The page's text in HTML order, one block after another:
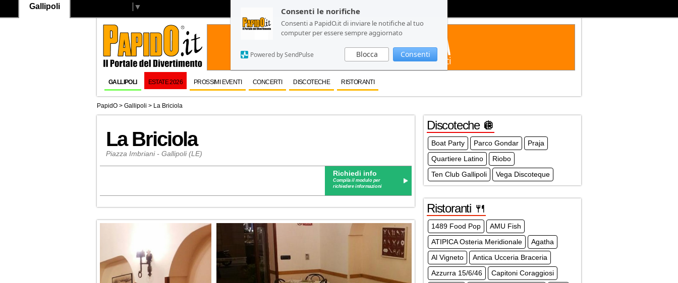
Consenti le norifiche
Consenti a PapidO.it di inviare le notifiche al tuo
computer per essere sempre aggiornato
Blocca Consenti
Powered by SendPulse
Consenti le norifiche
Consenti a PapidO.it di inviare le notifiche al tuo
computer per essere sempre aggiornato
Blocca Consenti
Powered by SendPulse
Gallipoli ▼
GALLIPOLI ESTATE 2026 PROSSIMI EVENTI CONCERTI DISCOTECHE RISTORANTI
PapidO > Gallipoli > La Briciola
La Briciola
Piazza Imbriani - Gallipoli (LE)
Richiedi info
Compila il modulo per
richiedere informazioni
Discoteche 🪩
Boat Party Parco Gondar
Praja
Quartiere Latino
Riobo
Ten Club Gallipoli
Vega Discoteque
Ristoranti 🍴
1489 Food Pop
AMU Fish
ATIPICA Osteria Meridionale
Agatha
Al Vigneto
Antica Ucceria Braceria
Azzurra 15/6/46
Capitoni Coraggiosi